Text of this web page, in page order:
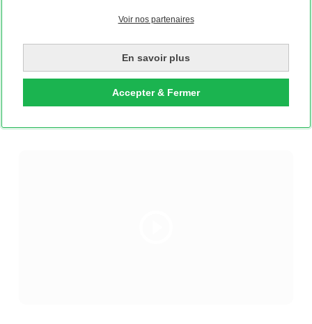
Voir nos partenaires
En savoir plus
Accepter & Fermer
maintenant
Format parfait. Look parfait.
APERÇU DES FORMATS DE